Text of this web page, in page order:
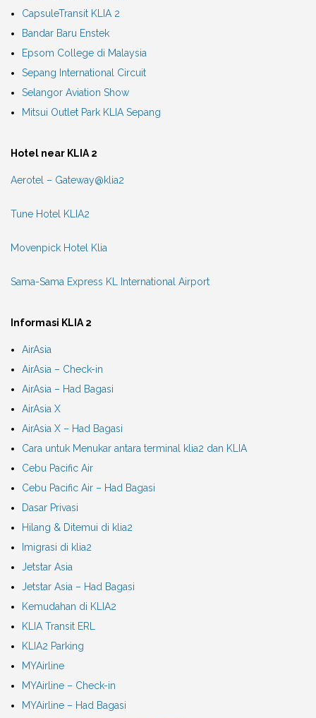
CapsuleTransit KLIA 2
Bandar Baru Enstek
Epsom College di Malaysia
Sepang International Circuit
Selangor Aviation Show
Mitsui Outlet Park KLIA Sepang
Hotel near KLIA 2
Aerotel – Gateway@klia2
Tune Hotel KLIA2
Movenpick Hotel Klia
Sama-Sama Express KL International Airport
Informasi KLIA 2
AirAsia
AirAsia – Check-in
AirAsia – Had Bagasi
AirAsia X
AirAsia X – Had Bagasi
Cara untuk Menukar antara terminal klia2 dan KLIA
Cebu Pacific Air
Cebu Pacific Air – Had Bagasi
Dasar Privasi
Hilang & Ditemui di klia2
Imigrasi di klia2
Jetstar Asia
Jetstar Asia – Had Bagasi
Kemudahan di KLIA2
KLIA Transit ERL
KLIA2 Parking
MYAirline
MYAirline – Check-in
MYAirline – Had Bagasi